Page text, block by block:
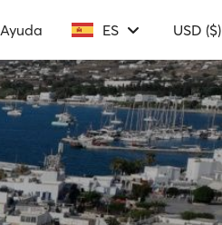
Ayuda ES USD ($)